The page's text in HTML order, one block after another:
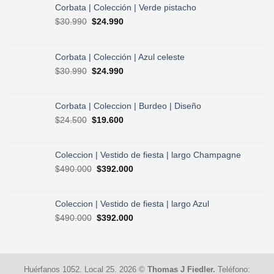
Corbata | Colección | Verde pistacho
$30.990 El
era:
$24.990El
es:
$24.990.
Corbata | Colección | Azul celeste
$30.990 El
era:
$30.990.
$24.990El
es:
$24.990.
Corbata | Coleccion | Burdeo | Diseño
$24.500 El
era:
$24.500.
$19.600El
es:
Coleccion | Vestido de fiesta | largo Champagne
$490.000 El
era:
$490.000.
$392.000El
es:
$392.000.
Coleccion | Vestido de fiesta | largo Azul
$490.000 El
$392.000El
Huérfanos 1052. Local 25. 2026 © Thomas J Fiedler. Teléfono: